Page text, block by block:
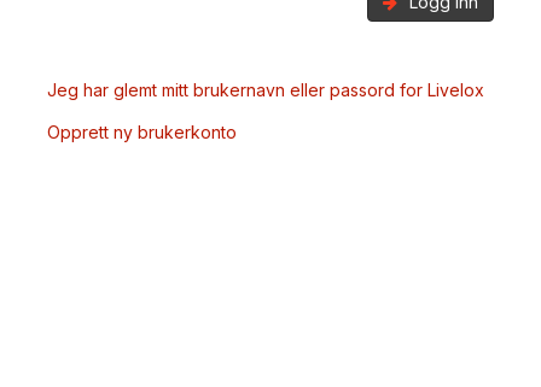
Jeg har glemt mitt brukernavn eller passord for Livelox
Opprett ny brukerkonto